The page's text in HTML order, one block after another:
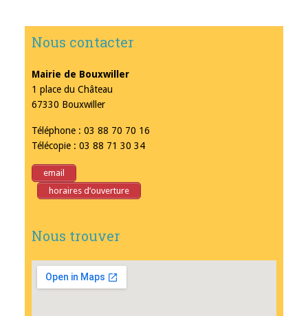
Nous contacter
Mairie de Bouxwiller
1 place du Château
67330 Bouxwiller
Téléphone : 03 88 70 70 16
Télécopie : 03 88 71 30 34
email
horaires d’ouverture
Nous trouver